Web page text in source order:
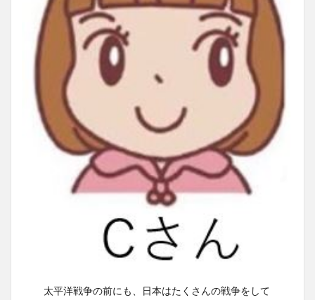
太平洋戦争の前にも、日本はたくさんの戦争をして